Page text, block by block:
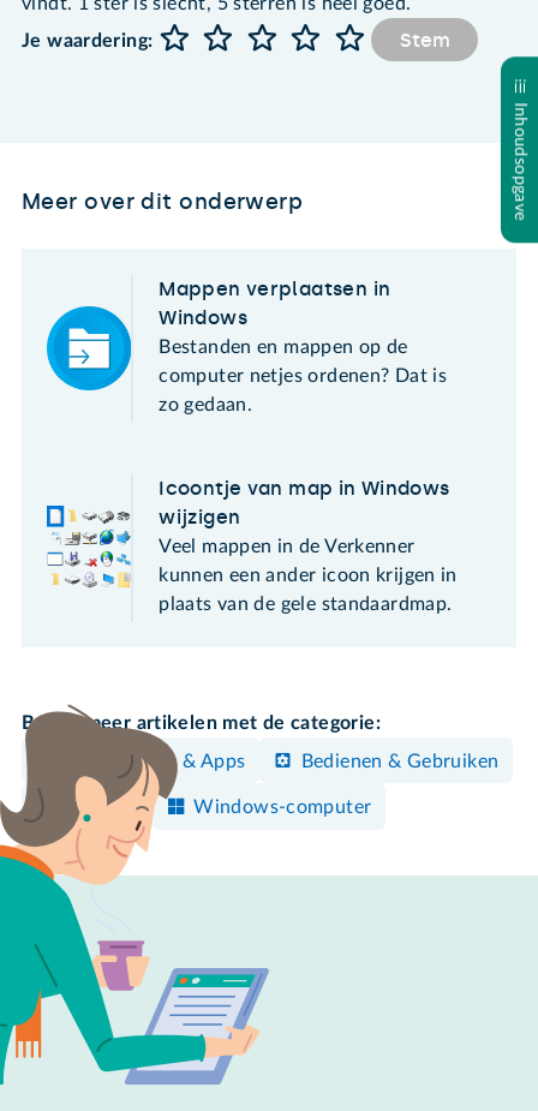
Inhoudsopgave
Je waardering:
Stem
Meer over dit onderwerp
Mappen verplaatsen in
Windows
Bestanden en mappen op de
computer netjes ordenen? Dat is
zo gedaan.
Icoontje van map in Windows
wijzigen
Veel mappen in de Verkenner
kunnen een ander icoon krijgen in
plaats van de gele standaardmap.
Bekijk meer artikelen met de categorie:
Programma's & Apps
Bedienen & Gebruiken
Instellen Windows-computer